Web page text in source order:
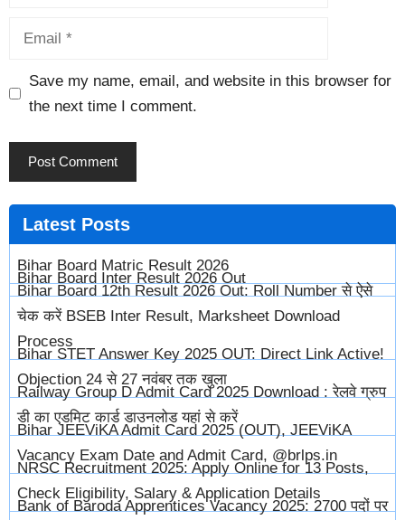
Save my name, email, and website in this browser for
the next time I comment.
Latest Posts
Bihar Board Matric Result 2026
Bihar Board Inter Result 2026 Out
Bihar Board 12th Result 2026 Out: Roll Number से ऐसे
चेक करें BSEB Inter Result, Marksheet Download
Process
Bihar STET Answer Key 2025 OUT: Direct Link Active!
Objection 24 से 27 नवंबर तक खुला
Railway Group D Admit Card 2025 Download : रेलवे ग्रुप
डी का एडमिट कार्ड डाउनलोड यहां से करें
Bihar JEEViKA Admit Card 2025 (OUT), JEEViKA
Vacancy Exam Date and Admit Card, @brlps.in
NRSC Recruitment 2025: Apply Online for 13 Posts,
Check Eligibility, Salary & Application Details
Bank of Baroda Apprentices Vacancy 2025: 2700 पदों पर